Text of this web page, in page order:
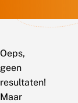
Oeps,
geen
resultaten!
Maar